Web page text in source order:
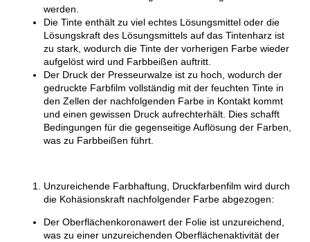
werden.
Die Tinte enthält zu viel echtes Lösungsmittel oder die
Lösungskraft des Lösungsmittels auf das Tintenharz ist
zu stark, wodurch die Tinte der vorherigen Farbe wieder
aufgelöst wird und Farbbeißen auftritt.
Der Druck der Presseurwalze ist zu hoch, wodurch der
gedruckte Farbfilm vollständig mit der feuchten Tinte in
den Zellen der nachfolgenden Farbe in Kontakt kommt
und einen gewissen Druck aufrechterhält. Dies schafft
Bedingungen für die gegenseitige Auflösung der Farben,
was zu Farbbeißen führt.
Unzureichende Farbhaftung, Druckfarbenfilm wird durch
die Kohäsionskraft nachfolgender Farbe abgezogen:
Der Oberflächenkoronawert der Folie ist unzureichend,
was zu einer unzureichenden Oberflächenaktivität der